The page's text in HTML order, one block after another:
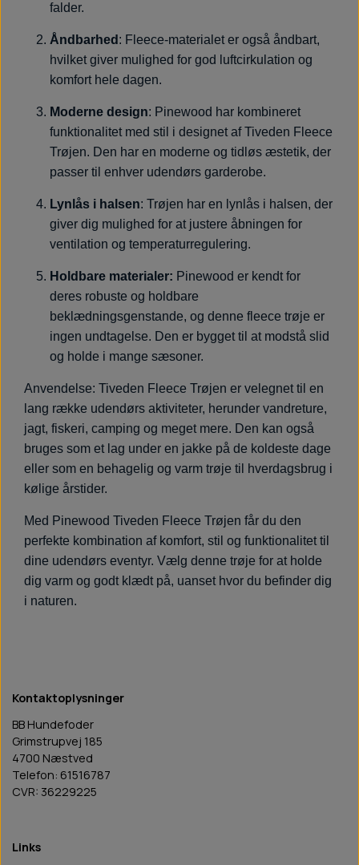
falder.
Åndbarhed : Fleece-materialet er også åndbart,
hvilket giver mulighed for god luftcirkulation og
komfort hele dagen.
Moderne design: Pinewood har kombineret
funktionalitet med stil i designet af Tiveden Fleece
Trøjen. Den har en moderne og tidløs æstetik, der
passer til enhver udendørs garderobe.
Lynlås i halsen: Trøjen har en lynlås i halsen, der
giver dig mulighed for at justere åbningen for
ventilation og temperaturregulering.
Holdbare materialer: Pinewood er kendt for
deres robuste og holdbare
beklædningsgenstande, og denne fleece trøje er
ingen undtagelse. Den er bygget til at modstå slid
og holde i mange sæsoner.
Anvendelse: Tiveden Fleece Trøjen er velegnet til en
lang række udendørs aktiviteter, herunder vandreture,
jagt, fiskeri, camping og meget mere. Den kan også
bruges som et lag under en jakke på de koldeste dage
eller som en behagelig og varm trøje til hverdagsbrug i
kølige årstider.
Med Pinewood Tiveden Fleece Trøjen får du den
perfekte kombination af komfort, stil og funktionalitet til
dine udendørs eventyr. Vælg denne trøje for at holde
dig varm og godt klædt på, uanset hvor du befinder dig
i naturen.
Kontaktoplysninger
BB Hundefoder
Grimstrupvej 185
4700 Næstved
Telefon: 61516787
CVR: 36229225
Links